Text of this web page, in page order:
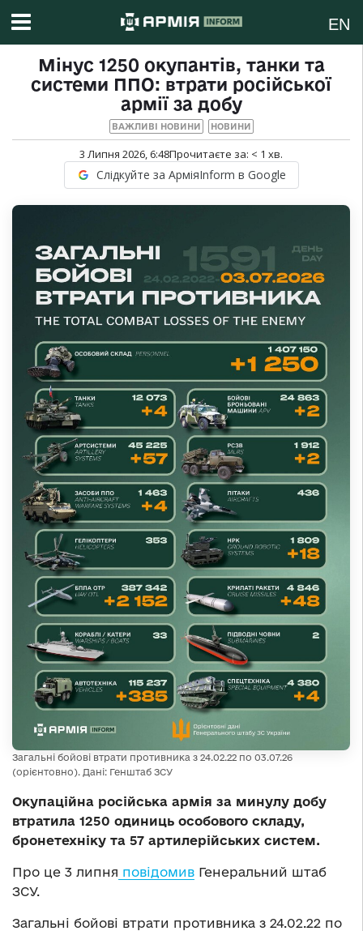
EN
Мінус 1250 окупантів, танки та
системи ППО: втрати російської
армії за добу
ВАЖЛИВІ НОВИНИ НОВИНИ
3 Липня 2026, 6:48Прочитаєте за: < 1 хв.
Слідкуйте за АрміяInform в Google
Загальні бойові втрати противника з 24.02.22 по 03.07.26
(орієнтовно). Дані: Генштаб ЗСУ
Окупаційна російська армія за минулу добу
втратила 1250 одиниць особового складу,
бронетехніку та 57 артилерійських систем.
Про це 3 липня повідомив Генеральний штаб
ЗСУ.
Загальні бойові втрати противника з 24.02.22 по